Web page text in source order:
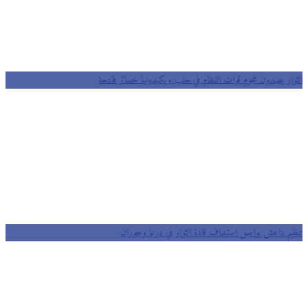
يصدون هجوم قوات النظام في حلب ويكبدونها خسائر فادحة
داعش يواصل استهداف قادة الثوار في درعا وحوران